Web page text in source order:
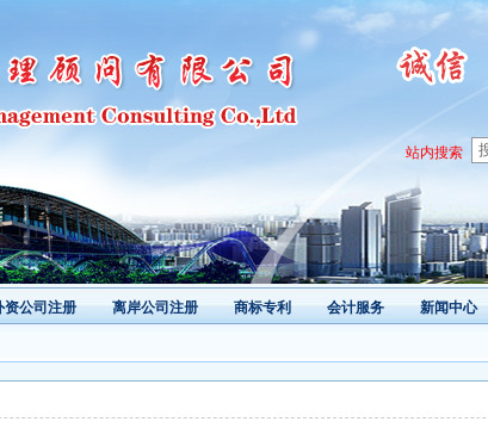
站内搜索
资公司注册 离岸公司注册 商标专利 会计服务 新闻中心